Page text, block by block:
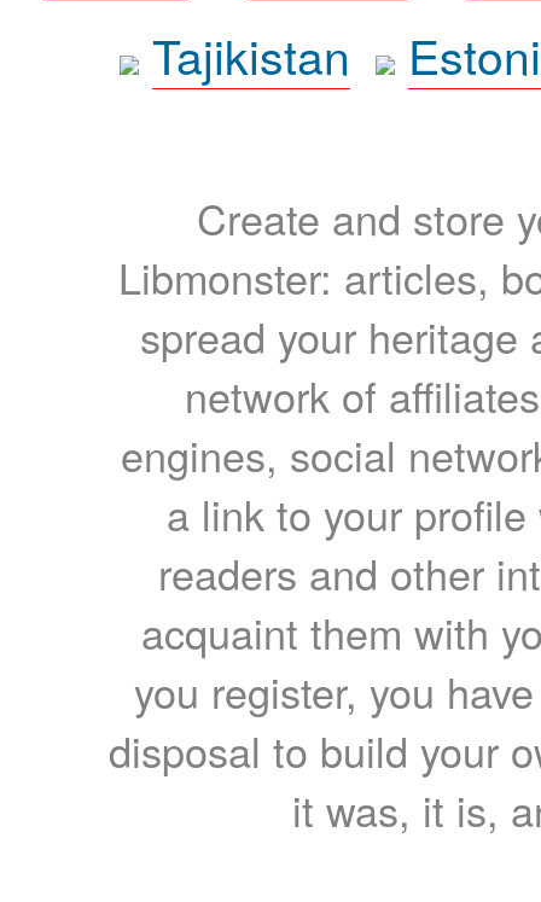
Tajikistan
Create and store
Libmonster: articles,
spread your heritage
network of
engines, social
a link to your
readers and other
acquaint them with
you register, you
disposal to build your
it was, it is,